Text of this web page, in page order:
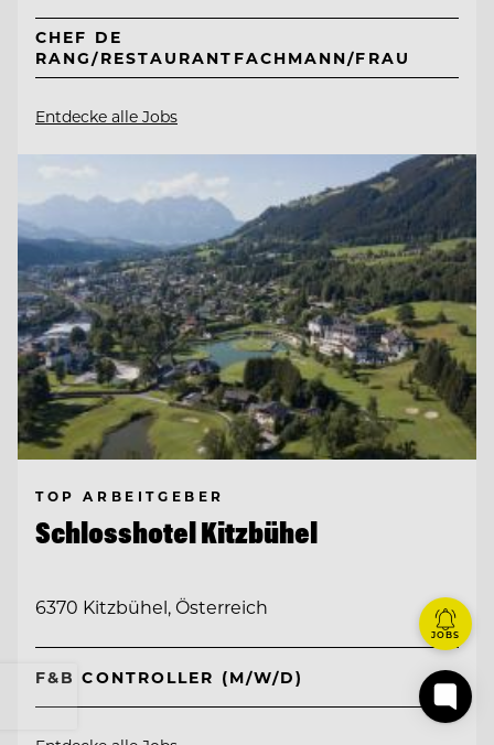
CHEF DE
RANG/RESTAURANTFACHMANN/FRAU
Entdecke alle Jobs
TOP ARBEITGEBER
Schlosshotel Kitzbühel
6370 Kitzbühel, Österreich
F&B CONTROLLER (M/W/D)
JOBS